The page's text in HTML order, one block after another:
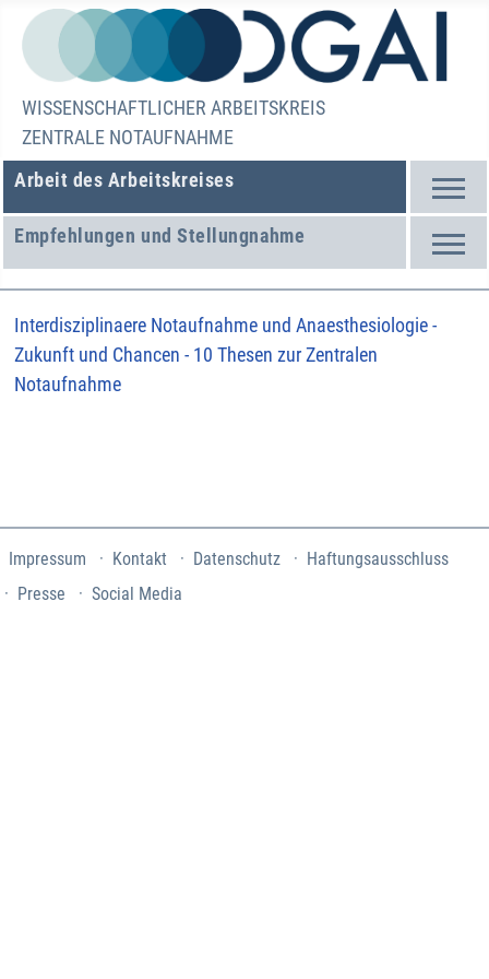
WISSENSCHAFTLICHER ARBEITSKREIS
ZENTRALE NOTAUFNAHME
Arbeit des Arbeitskreises
Empfehlungen und Stellungnahme
Interdisziplinaere Notaufnahme und Anaesthesiologie -
Zukunft und Chancen - 10 Thesen zur Zentralen
Notaufnahme
Impressum Kontakt Datenschutz
Haftungsausschluss
Presse
Social Media